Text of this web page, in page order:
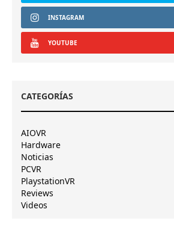
INSTAGRAM
YOUTUBE
CATEGORÍAS
AIOVR
Hardware
Noticias
PCVR
PlaystationVR
Reviews
Videos